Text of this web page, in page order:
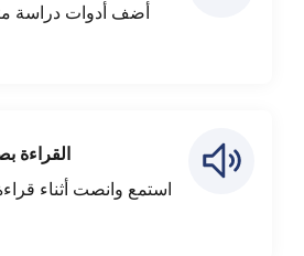
أضف أدوات دراسة
القراءة